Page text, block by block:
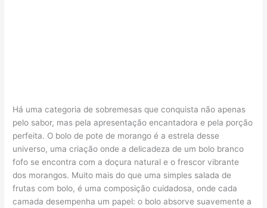
Há uma categoria de sobremesas que conquista não apenas
pelo sabor, mas pela apresentação encantadora e pela porção
perfeita. O bolo de pote de morango é a estrela desse
universo, uma criação onde a delicadeza de um bolo branco
fofo se encontra com a doçura natural e o frescor vibrante
dos morangos. Muito mais do que uma simples salada de
frutas com bolo, é uma composição cuidadosa, onde cada
camada desempenha um papel: o bolo absorve suavemente a